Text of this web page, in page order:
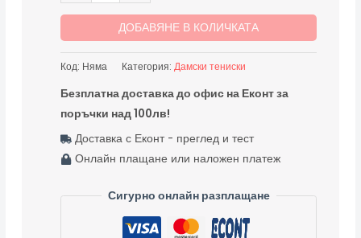
ДОБАВЯНЕ В КОЛИЧКАТА
Код: Няма Категория:Дамски тениски
Безплатна доставка до офис на Еконт за
поръчки над 100лв!
-- Доставка с Еконт - преглед и тест
-- Онлайн плащане или наложен платеж
Сигурно онлайн разплащане